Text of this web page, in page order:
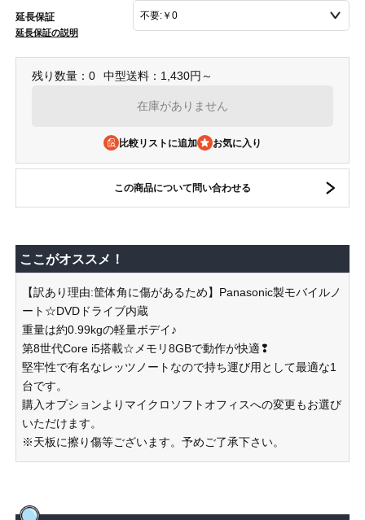
延長保証
延長保証の説明
残り数量：0 中型送料：1,430円～
在庫がありません
比較リストに追加
この商品について問い合わせる
ここがオススメ！
【訳あり理由:筐体角に傷があるため】Panasonic製モバイルノ
ート☆DVDドライブ内蔵
重量は約0.99kgの軽量ボデイ♪
第8世代Core i5搭載☆メモリ8GBで動作が快適❢
堅牢性で有名なレッツノートなので持ち運び用として最適な1
台です。
購入オプションよりマイクロソフトオフィスへの変更もお選び
いただけます。
※天板に擦り傷等ございます。予めご了承下さい。